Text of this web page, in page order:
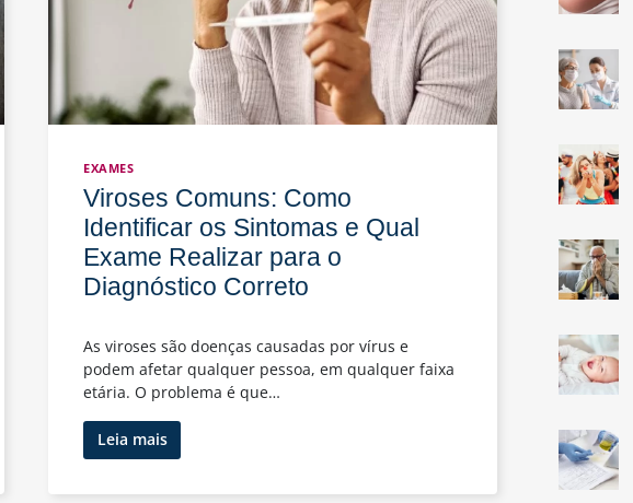
EXAMES
Viroses Comuns: Como
Identificar os Sintomas e Qual
Exame Realizar para o
Diagnóstico Correto
As viroses são doenças causadas por vírus e
podem afetar qualquer pessoa, em qualquer faixa
etária. O problema é que…
Leia maisViroses
Comuns: